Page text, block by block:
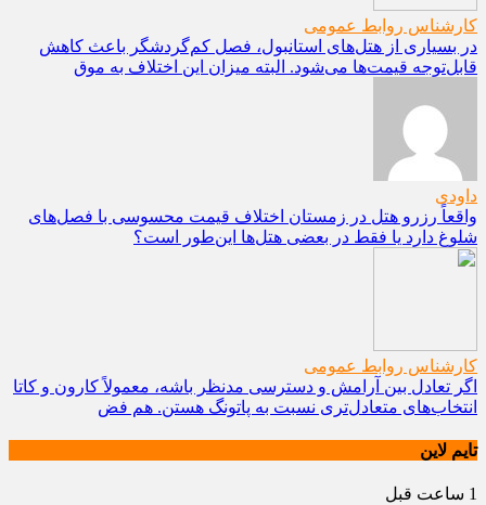
کارشناس روابط عمومی
در بسیاری از هتل‌های استانبول، فصل کم‌گردشگر باعث کاهش
قابل‌توجه قیمت‌ها می‌شود. البته میزان این اختلاف به موق
داودی
واقعاً رزرو هتل در زمستان اختلاف قیمت محسوسی با فصل‌های
شلوغ دارد یا فقط در بعضی هتل‌ها این‌طور است؟
کارشناس روابط عمومی
اگر تعادل بین آرامش و دسترسی مدنظر باشه، معمولاً کارون و کاتا
انتخاب‌های متعادل‌تری نسبت به پاتونگ هستن. هم فض
تایم لاین
1 ساعت قبل